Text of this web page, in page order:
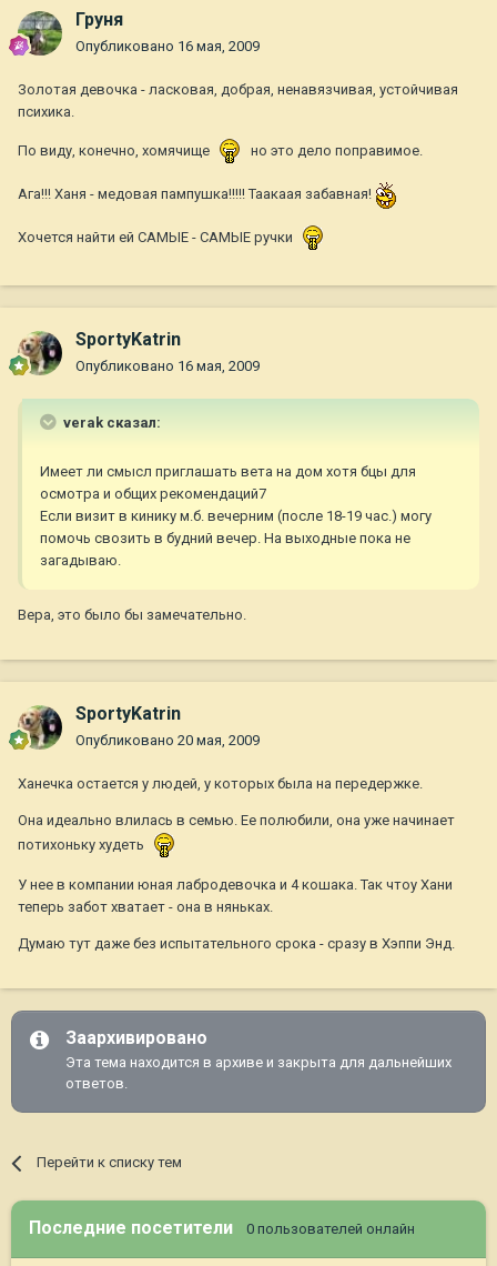
Груня
Опубликовано 16 мая, 2009
Золотая девочка - ласковая, добрая, ненавязчивая, устойчивая
психика.
По виду, конечно, хомячище но это дело поправимое.
Ага!!! Ханя - медовая пампушка!!!!! Таакаая забавная!
Хочется найти ей САМЫЕ - САМЫЕ ручки
SportyKatrin
Опубликовано 16 мая, 2009
verak сказал:
Имеет ли смысл приглашать вета на дом хотя бцы для
осмотра и общих рекомендаций7
Если визит в кинику м.б. вечерним (после 18-19 час.) могу
помочь свозить в будний вечер. На выходные пока не
загадываю.
Вера, это было бы замечательно.
SportyKatrin
Опубликовано 20 мая, 2009
Ханечка остается у людей, у которых была на передержке.
Она идеально влилась в семью. Ее полюбили, она уже начинает
потихоньку худеть
У нее в компании юная лабродевочка и 4 кошака. Так чтоу Хани
теперь забот хватает - она в няньках.
Думаю тут даже без испытательного срока - сразу в Хэппи Энд.
Заархивировано
Эта тема находится в архиве и закрыта для дальнейших
ответов.
Перейти к списку тем
Последние посетители 0 пользователей онлайн